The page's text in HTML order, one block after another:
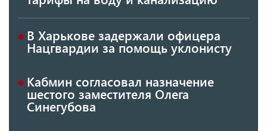
В Харькове задержали офицера
Нацгвардии за помощь уклонисту
Кабмин согласовал назначение
шестого заместителя Олега
Синегубова